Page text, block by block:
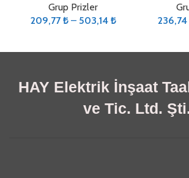
Grup Prizler
209,77₺ – 503,14 ₺
236,74
HAY Elektrik İnşaat
ve Tic. Ltd.